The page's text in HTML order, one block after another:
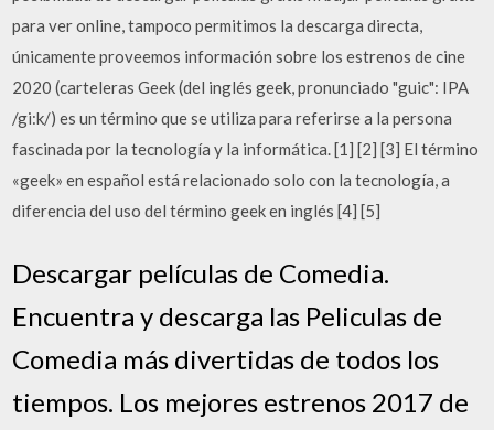
para ver online, tampoco permitimos la descarga directa,
únicamente proveemos información sobre los estrenos de cine
2020 (carteleras Geek (del inglés geek, pronunciado "guic": IPA
/gi:k/) es un término que se utiliza para referirse a la persona
fascinada por la tecnología y la informática. [1] [2] [3] El término
«geek» en español está relacionado solo con la tecnología, a
diferencia del uso del término geek en inglés [4] [5]
Descargar películas de Comedia.
Encuentra y descarga las Peliculas de
Comedia más divertidas de todos los
tiempos. Los mejores estrenos 2017 de